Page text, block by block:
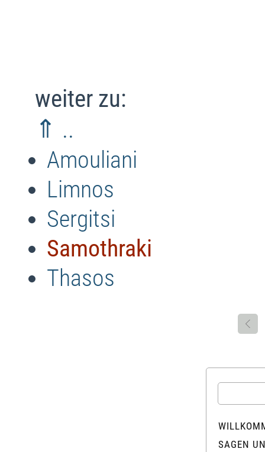
weiter zu:
⇑ ..
Amouliani
Limnos
Sergitsi
Samothraki
Thasos
SAGEN